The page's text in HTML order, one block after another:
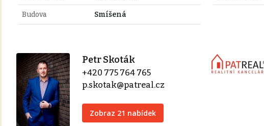
Budova Smíšená
Petr Skoták
+420 775 764 765
p.skotak@patreal.cz
Zobraz 21 nabídek